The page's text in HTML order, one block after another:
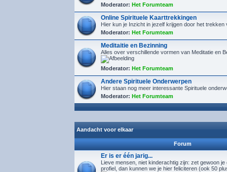
Moderator: Het Forumteam
Online Spirituele Kaarttrekkingen
Hier kun je Inzicht in jezelf krijgen door het trekken
Moderator: Het Forumteam
Meditaitie en Bezinning
Alles over verschillende vormen van Meditatie en
Moderator: Het Forumteam
Andere Spirituele Onderwerpen
Hier staan nog meer interessante Spirituele
Moderator: Het Forumteam
Aandacht voor elkaar
Forum
Er is er één jarig...
Lieve mensen, niet kinderachtig zijn: zet gewoon je
profiel, dan kunnen we je hier feliciteren (ook 50